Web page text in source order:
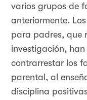
varios grupos de
anteriormente.
para padres, que
investigación,
contrarrestar los
parental, al
disciplina